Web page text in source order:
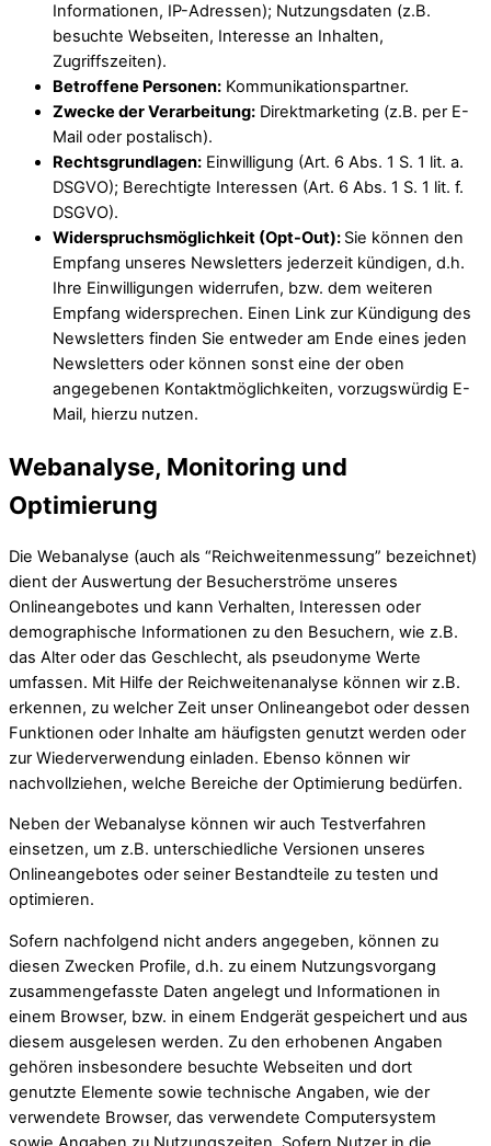
Informationen, IP-Adressen); Nutzungsdaten (z.B.
besuchte Webseiten, Interesse an Inhalten,
Zugriffszeiten).
Betroffene Personen: Kommunikationspartner.
Zwecke der Verarbeitung: Direktmarketing (z.B. per E-
Mail oder postalisch).
Rechtsgrundlagen: Einwilligung (Art. 6 Abs. 1 S. 1 lit. a.
DSGVO); Berechtigte Interessen (Art. 6 Abs. 1 S. 1 lit. f.
DSGVO).
Widerspruchsmöglichkeit (Opt-Out): Sie können den
Empfang unseres Newsletters jederzeit kündigen, d.h.
Ihre Einwilligungen widerrufen, bzw. dem weiteren
Empfang widersprechen. Einen Link zur Kündigung des
Newsletters finden Sie entweder am Ende eines jeden
Newsletters oder können sonst eine der oben
angegebenen Kontaktmöglichkeiten, vorzugswürdig E-
Mail, hierzu nutzen.
Webanalyse, Monitoring und
Optimierung
Die Webanalyse (auch als “Reichweitenmessung” bezeichnet)
dient der Auswertung der Besucherströme unseres
Onlineangebotes und kann Verhalten, Interessen oder
demographische Informationen zu den Besuchern, wie z.B.
das Alter oder das Geschlecht, als pseudonyme Werte
umfassen. Mit Hilfe der Reichweitenanalyse können wir z.B.
erkennen, zu welcher Zeit unser Onlineangebot oder dessen
Funktionen oder Inhalte am häufigsten genutzt werden oder
zur Wiederverwendung einladen. Ebenso können wir
nachvollziehen, welche Bereiche der Optimierung bedürfen.
Neben der Webanalyse können wir auch Testverfahren
einsetzen, um z.B. unterschiedliche Versionen unseres
Onlineangebotes oder seiner Bestandteile zu testen und
optimieren.
Sofern nachfolgend nicht anders angegeben, können zu
diesen Zwecken Profile, d.h. zu einem Nutzungsvorgang
zusammengefasste Daten angelegt und Informationen in
einem Browser, bzw. in einem Endgerät gespeichert und aus
diesem ausgelesen werden. Zu den erhobenen Angaben
gehören insbesondere besuchte Webseiten und dort
genutzte Elemente sowie technische Angaben, wie der
verwendete Browser, das verwendete Computersystem